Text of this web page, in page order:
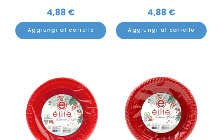
4,88 €
Aggiungi al carrello
4,88 €
Aggiungi al carrello